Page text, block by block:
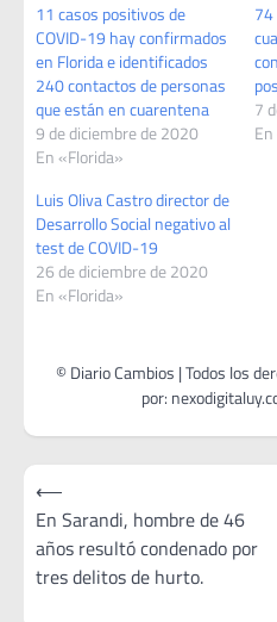
11 casos positivos de
COVID-19 hay confirmados
en Florida e identificados
240 contactos de personas
que están en cuarentena
9 de diciembre de 2020
En «Florida»
7
Luis Oliva Castro director de
Desarrollo Social negativo al
test de COVID-19
26 de diciembre de 2020
En «Florida»
Navegación
de
entradas
⟵
En Sarandi, hombre de 46
años resultó condenado por
tres delitos de hurto.